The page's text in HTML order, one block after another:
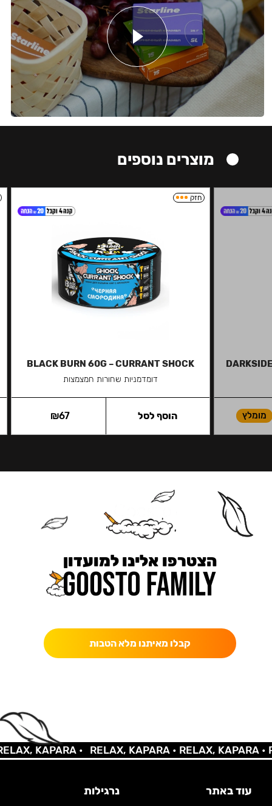
מוצרים נוספים
מומלץ
חזק
BLACK BURN 60G – CURRANT SHOCK
דומדמניות שחורות חמצמצות
₪67 הוסף לסל
הצטרפו אלינו למועדון
קבלו מאיתנו מלא הטבות
KAPARA • RELAX, KAPARA •RELAX, KAPARA •
עוד באתר נרגילות